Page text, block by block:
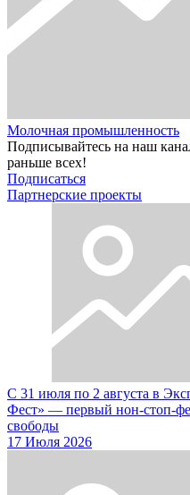
Молочная промышленность
Подписывайтесь на наш
раньше всех!
Подписаться
Партнерские проекты
С 31 июля по 2 августа в
Фест» — первый нон-стоп-
свободы
17 Июля 2026